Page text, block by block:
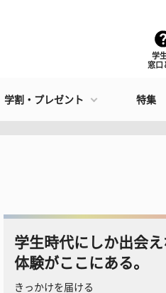
学
窓口
学割・プレゼント 特集
学生時代にしか出会え
体験がここにある。
きっかけを届ける